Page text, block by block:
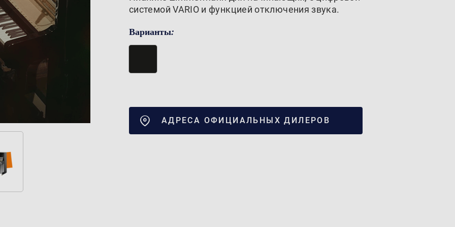
системой VARIO и функцией отключения звука.
Варианты:
АДРЕСА ОФИЦИАЛЬНЫХ ДИЛЕРОВ